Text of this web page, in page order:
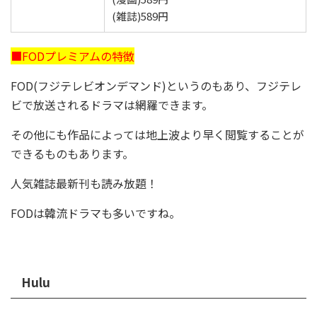
(雑誌)589円
■FODプレミアムの特徴
FOD(フジテレビオンデマンド)というのもあり、フジテレ
ビで放送されるドラマは網羅できます。
その他にも作品によっては地上波より早く閲覧することが
できるものもあります。
人気雑誌最新刊も読み放題！
FODは韓流ドラマも多いですね。
Hulu